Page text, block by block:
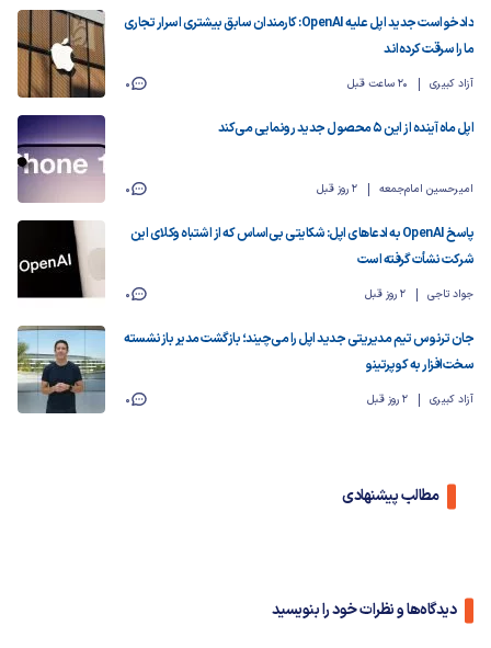
دادخواست جدید اپل علیه OpenAI: کارمندان سابق بیشتری اسرار تجاری
ما را سرقت کرده‌اند
آزاد کبیری 20 ساعت قبل 0
اپل ماه آینده از این ۵ محصول جدید رونمایی می‌کند
امیرحسین امام‌جمعه 2 روز قبل 0
پاسخ OpenAI به ادعاهای اپل: شکایتی بی‌اساس که از اشتباه وکلای این
شرکت نشأت گرفته است
جواد تاجی 2 روز قبل 0
جان ترنوس تیم مدیریتی جدید اپل را می‌چیند؛ بازگشت مدیر بازنشسته
سخت‌افزار به کوپرتینو
آزاد کبیری 2 روز قبل 0
مطالب پیشنهادی
دیدگاه‌ها و نظرات خود را بنویسید